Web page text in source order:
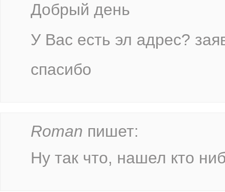
Добрый день
У Вас есть эл адрес?
спасибо
Roman пишет:
Ну так что, нашел кто